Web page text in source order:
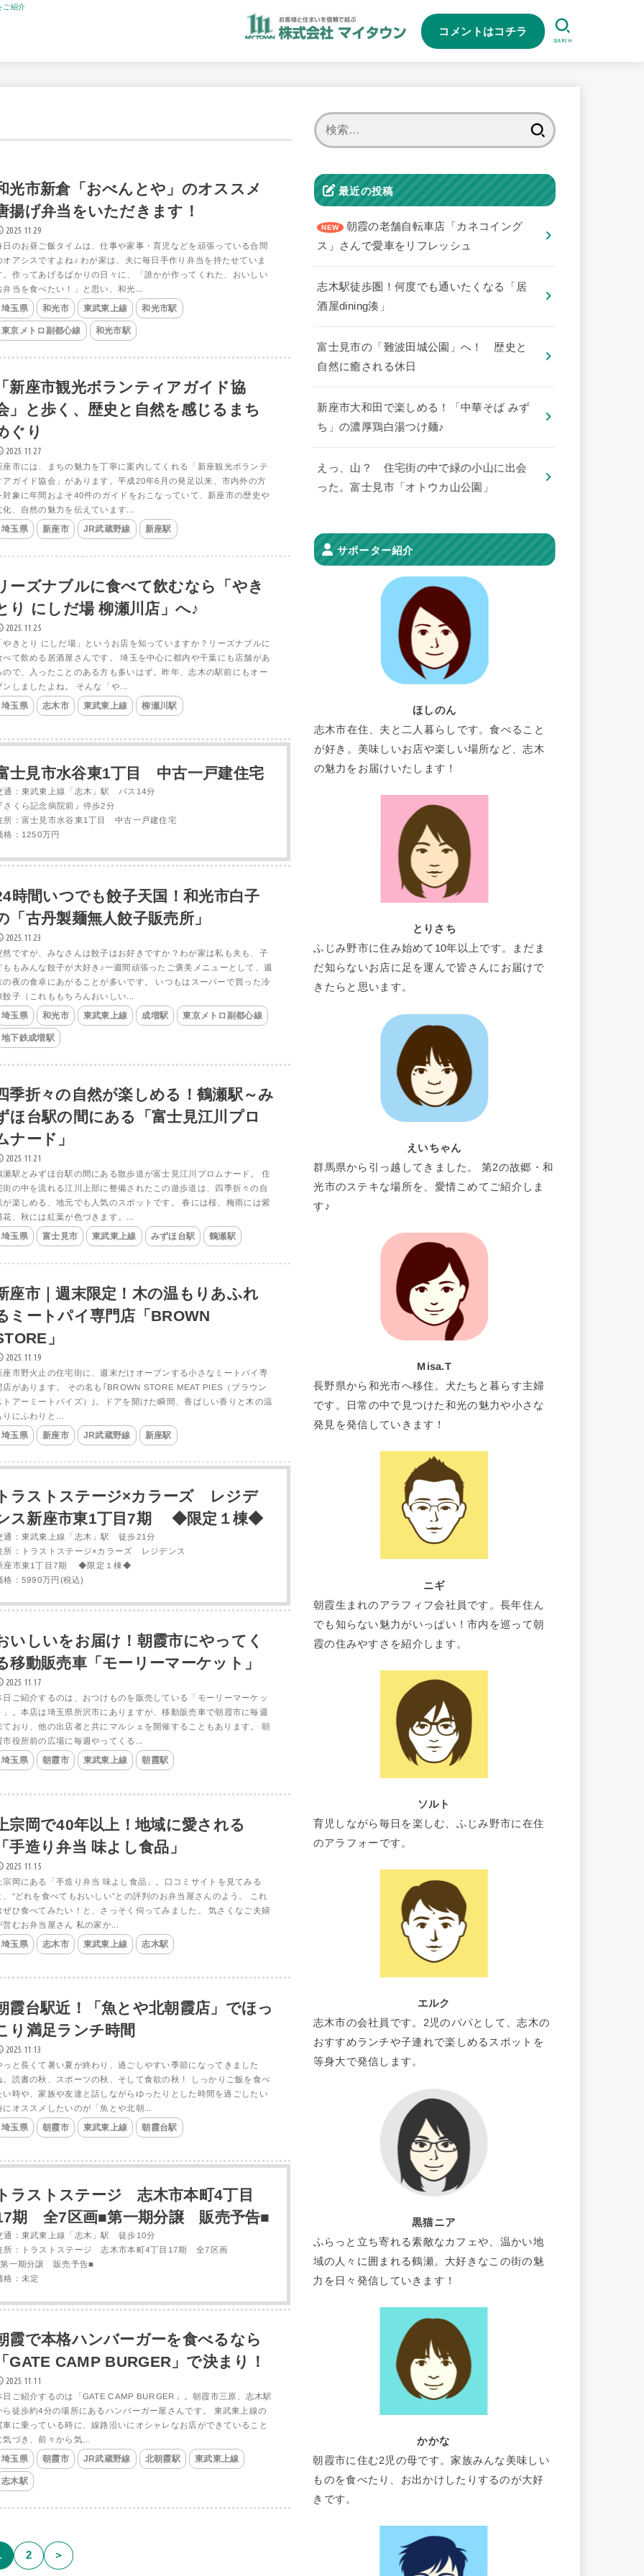
ご紹介
コメントはコチラ
SEARCH
光市新倉「おべんとや」のオススメ
揚げ弁当をいただきます！
2025.11.29
日のお昼ご飯タイムは、仕事や家事・育児などを頑張っている合間
オアシスですよね♪ わが家は、夫に毎日手作り弁当を持たせていま
。作ってあげるばかりの日々に、「誰かが作ってくれた、おいしい
弁当を食べたい！」と思い、和光...
埼玉県 和光市 東武東上線 和光市駅
東京メトロ副都心線 和光市駅
新座市観光ボランティアガイド協
」と歩く、歴史と自然を感じるまち
ぐり
2025.11.27
座市には、まちの魅力を丁寧に案内してくれる「新座観光ボランテ
アガイド協会」があります。平成20年6月の発足以来、市内外の方
対象に年間およそ40件のガイドをおこなっていて、新座市の歴史や
化、自然の魅力を伝えています...
埼玉県 新座市 JR武蔵野線 新座駅
ーズナブルに食べて飲むなら「やき
り にしだ場 柳瀬川店」へ♪
2025.11.25
やきとり にしだ場」というお店を知っていますか？リーズナブルに
べて飲める居酒屋さんです。 埼玉を中心に都内や千葉にも店舗があ
ので、入ったことのある方も多いはず。昨年、志木の駅前にもオー
ンしましたよね。 そんな「や...
埼玉県 志木市 東武東上線 柳瀬川駅
士見市水谷東1丁目 中古一戸建住宅
通：東武東上線「志木」駅 バス14分
さくら記念病院前』停歩2分
所：富士見市水谷東1丁目 中古一戸建住宅
格：1250万円
時間いつでも餃子天国！和光市白子
「古丹製麺無人餃子販売所」
2025.11.23
然ですが、みなさんは餃子はお好きですか？わが家は私も夫も、子
ももみんな餃子が大好き♪一週間頑張ったご褒美メニューとして、週
の夜の食卓にあがることが多いです。 いつもはスーパーで買った冷
餃子（これももちろんおいしい...
埼玉県 和光市 東武東上線 成増駅 東京メトロ副都心線
地下鉄成増駅
季折々の自然が楽しめる！鶴瀬駅～み
ほ台駅の間にある「富士見江川プロ
ナード」
2025.11.21
瀬駅とみずほ台駅の間にある散歩道が富士見江川プロムナード。 住
街の中を流れる江川上部に整備されたこの遊歩道は、四季折々の自
が楽しめる、地元でも人気のスポットです。 春には桜、梅雨には紫
花、秋には紅葉が色づきます。...
埼玉県 富士見市 東武東上線 みずほ台駅 鶴瀬駅
座市｜週末限定！木の温もりあふれ
ミートパイ専門店「BROWN
」
2025.11.19
座市野火止の住宅街に、週末だけオープンする小さなミートパイ専
店があります。 その名も｢BROWN STORE MEAT PIES（ブラウン
トアーミートパイズ）｣。ドアを開けた瞬間、香ばしい香りと木の温
りにふわりと...
埼玉県 新座市 JR武蔵野線 新座駅
ラストステージ×カラーズ レジデ
ス新座市東1丁目7期 ◆限定１棟◆
通：東武東上線「志木」駅 徒歩21分
所：トラストステージ×カラーズ レジデンス
座市東1丁目7期 ◆限定１棟◆
格：5990万円(税込)
いしいをお届け！朝霞市にやってく
移動販売車「モーリーマーケット」
2025.11.17
日ご紹介するのは、おつけものを販売している「モーリーマーケッ
」。本店は埼玉県所沢市にありますが、移動販売車で朝霞市に毎週
ており、他の出店者と共にマルシェを開催することもあります。 朝
市役所前の広場に毎週やってくる...
埼玉県 朝霞市 東武東上線 朝霞駅
宗岡で40年以上！地域に愛される
手造り弁当 味よし食品」
2025.11.15
宗岡にある「手造り弁当 味よし食品」。口コミサイトを見てみる
、“どれを食べてもおいしい”との評判のお弁当屋さんのよう。 これ
ぜひ食べてみたい！と、さっそく伺ってみました。 気さくなご夫婦
営むお弁当屋さん 私の家か...
埼玉県 志木市 東武東上線 志木駅
霞台駅近！「魚とや北朝霞店」でほっ
り満足ランチ時間
2025.11.13
っと長くて暑い夏が終わり、過ごしやすい季節になってきました
。読書の秋、スポーツの秋、そして食欲の秋！ しっかりご飯を食べ
い時や、家族や友達と話しながらゆったりとした時間を過ごしたい
にオススメしたいのが「魚とや北朝...
埼玉県 朝霞市 東武東上線 朝霞台駅
ラストステージ 志木市本町4丁目
期 全7区画■第一期分譲 販売予告■
通：東武東上線「志木」駅 徒歩10分
所：トラストステージ 志木市本町4丁目17期 全7区画
一期分譲 販売予告■
格：未定
霞で本格ハンバーガーを食べるなら
GATE CAMP BURGER」で決まり！
2025.11.11
日ご紹介するのは「GATE CAMP BURGER」。朝霞市三原、志木駅
ら徒歩約4分の場所にあるハンバーガー屋さんです。 東武東上線の
車に乗っている時に、線路沿いにオシャレなお店ができていること
気づき、前々から気...
埼玉県 朝霞市 JR武蔵野線 北朝霞駅 東武東上線
志木駅
2 ＞
最近の投稿
朝霞の老舗自転車店「カネコイング
ス」さんで愛車をリフレッシュ
志木駅徒歩圏！何度でも通いたくなる「居
酒屋dining湊」
​富士見市の「難波田城公園」へ！ 歴史と
自然に癒される休日
新座市大和田で楽しめる！「中華そば みず
ち」の濃厚鶏白湯つけ麺♪
えっ、山？ 住宅街の中で緑の小山に出会
った。富士見市「オトウカ山公園」
サポーター紹介
ほしのん
志木市在住、夫と二人暮らしです。食べること
が好き。美味しいお店や楽しい場所など、志木
の魅力をお届けいたします！
とりさち
ふじみ野市に住み始めて10年以上です。まだま
だ知らないお店に足を運んで皆さんにお届けで
きたらと思います。
えいちゃん
群馬県から引っ越してきました。 第2の故郷・和
光市のステキな場所を、愛情こめてご紹介しま
す♪
Misa.T
長野県から和光市へ移住。犬たちと暮らす主婦
です。日常の中で見つけた和光の魅力や小さな
発見を発信していきます！
ニギ
朝霞生まれのアラフィフ会社員です。長年住ん
でも知らない魅力がいっぱい！市内を巡って朝
霞の住みやすさを紹介します。
ソルト
育児しながら毎日を楽しむ、ふじみ野市に在住
のアラフォーです。
エルク
志木市の会社員です。2児のパパとして、志木の
おすすめランチや子連れで楽しめるスポットを
等身大で発信します。
黒猫ニア
ふらっと立ち寄れる素敵なカフェや、温かい地
域の人々に囲まれる鶴瀬。大好きなこの街の魅
力を日々発信していきます！
かかな
朝霞市に住む2児の母です。家族みんな美味しい
ものを食べたり、お出かけしたりするのが大好
きです。